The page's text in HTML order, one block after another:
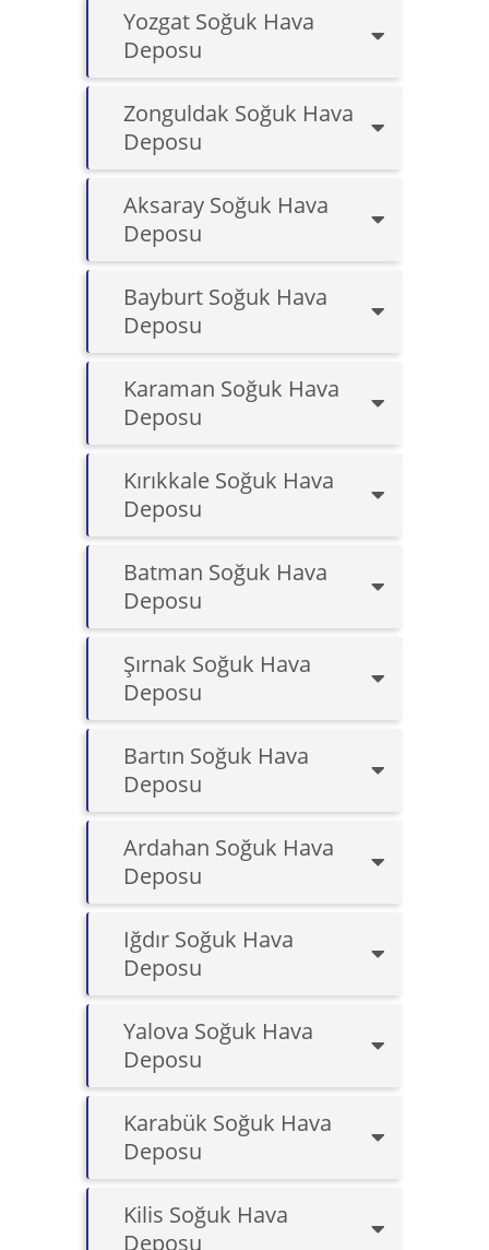
Yozgat Soğuk Hava
Deposu
Zonguldak Soğuk Hava
Deposu
Aksaray Soğuk Hava
Deposu
Bayburt Soğuk Hava
Deposu
Karaman Soğuk Hava
Deposu
Kırıkkale Soğuk Hava
Deposu
Batman Soğuk Hava
Deposu
Şırnak Soğuk Hava
Deposu
Bartın Soğuk Hava
Deposu
Ardahan Soğuk Hava
Deposu
Iğdır Soğuk Hava
Deposu
Yalova Soğuk Hava
Deposu
Karabük Soğuk Hava
Deposu
Kilis Soğuk Hava
Deposu